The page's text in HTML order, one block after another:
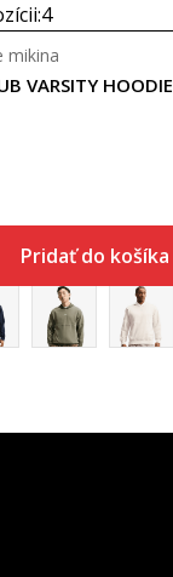
4
VARSITY HOODIE
mikina
Pridať do košíka